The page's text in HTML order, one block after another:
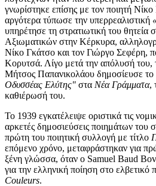
γνωρίστηκε επίσης με τον ποιητή
αργότερα τύπωσε την υπερρεαλιστική
υπηρέτησε τη στρατιωτική του
Αξιωματικών στην Κέρκυρα,
Νίκο Γκάτσο και τον Γιώργο Σεφέρη,
Κορυτσά. Λίγο μετά την απόλυσή του,
Μήτσος Παπανικολάου δημοσίευσε το
Οδυσσέας Ελύτης" στα Νέα Γράμματα,
καθιέρωσή του.
Το 1939 εγκατέλειψε οριστικά τις
αρκετές δημοσιεύσεις ποιημάτων του
πρώτη του ποιητική συλλογή με τίτλο
επόμενο χρόνο, μεταφράστηκαν για
ξένη γλώσσα, όταν ο Samuel Baud
για την ελληνική ποίηση στο ελβετικό
Couleurs.